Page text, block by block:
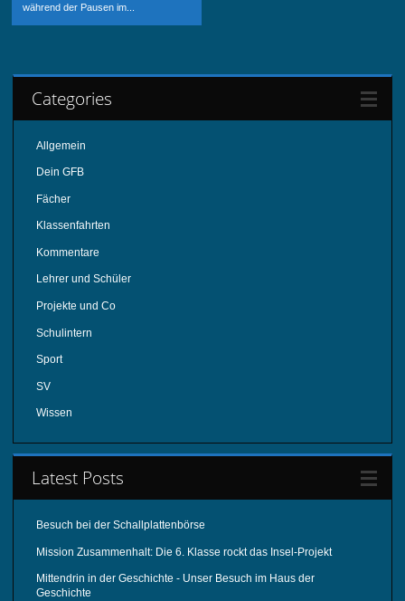
während der Pausen im...
Categories
Allgemein
Dein GFB
Fächer
Klassenfahrten
Kommentare
Lehrer und Schüler
Projekte und Co
Schulintern
Sport
SV
Wissen
Latest Posts
Besuch bei der Schallplattenbörse
Mission Zusammenhalt: Die 6. Klasse rockt das Insel-Projekt
Mittendrin in der Geschichte - Unser Besuch im Haus der
Geschichte